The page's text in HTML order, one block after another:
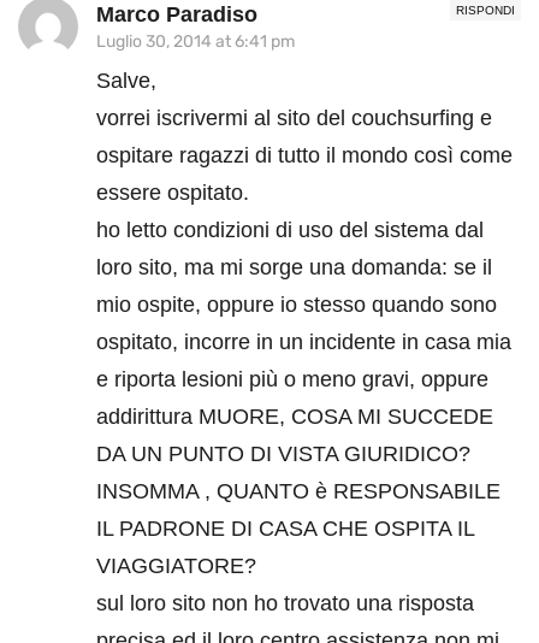
RISPONDI
Marco Paradiso
Luglio 30, 2014 at 6:41 pm
Salve,
vorrei iscrivermi al sito del couchsurfing e
ospitare ragazzi di tutto il mondo così come
essere ospitato.
ho letto condizioni di uso del sistema dal
loro sito, ma mi sorge una domanda: se il
mio ospite, oppure io stesso quando sono
ospitato, incorre in un incidente in casa mia
e riporta lesioni più o meno gravi, oppure
addirittura MUORE, COSA MI SUCCEDE
DA UN PUNTO DI VISTA GIURIDICO?
INSOMMA , QUANTO è RESPONSABILE
IL PADRONE DI CASA CHE OSPITA IL
VIAGGIATORE?
sul loro sito non ho trovato una risposta